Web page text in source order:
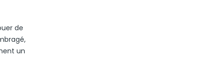
de
un